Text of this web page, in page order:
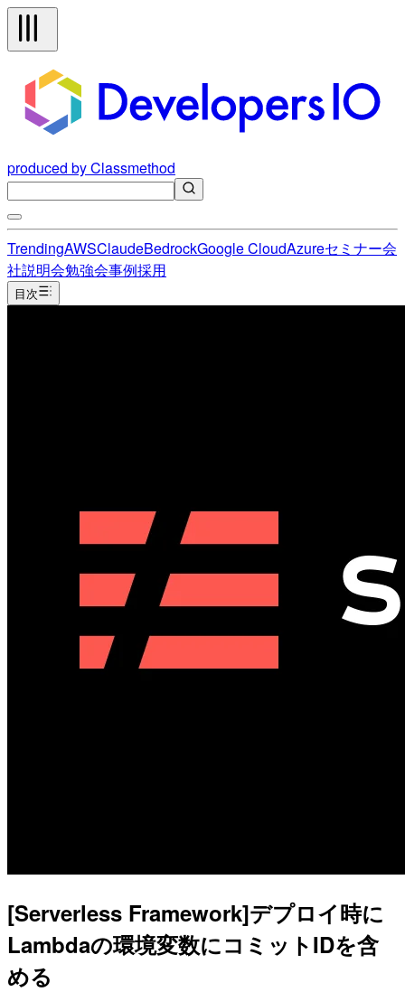
produced by Classmethod
TrendingAWSClaudeBedrockGoogle CloudAzureセミナー会
社説明会勉強会事例採用
目次
[Serverless Framework]デプロイ時に
Lambdaの環境変数にコミットIDを含
める